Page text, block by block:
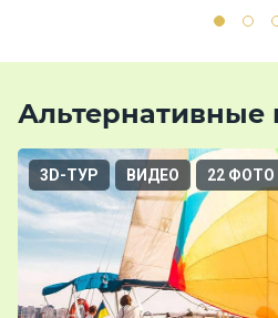
3D-ТУР ВИДЕО 22 ФОТО